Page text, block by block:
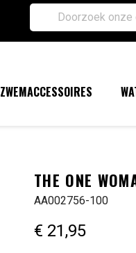
ZWEMACCESSOIRES
THE ONE
AA002756-100
€ 21,95